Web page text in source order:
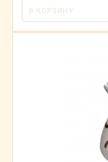
В КОРЗИНУ